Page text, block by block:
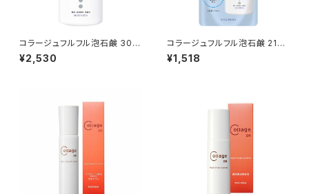
コラージュフルフル泡石鹸 300
mL
¥2,530
コラージュフルフル泡石鹸 210
mL（つめかえ用）
¥1,518